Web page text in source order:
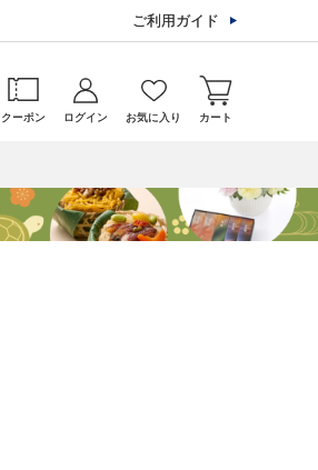
ご利用ガイド
クーポン ログイン お気に入り カート